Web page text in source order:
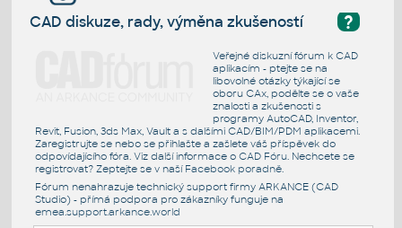
?
CAD diskuze, rady, výměna zkušeností
Veřejné diskuzní fórum k CAD
aplikacím - ptejte se na
libovolné otázky týkající se
oboru CAx, podělte se o vaše
znalosti a zkušenosti s
programy AutoCAD, Inventor,
Revit, Fusion, 3ds Max, Vault a s dalšími CAD/BIM/PDM aplikacemi.
Zaregistrujte se nebo se přihlašte a zašlete váš příspěvek do
odpovídajícího fóra. Viz další informace o CAD Fóru. Nechcete se
registrovat? Zeptejte se v naší Facebook poradně.
Fórum nenahrazuje technický support firmy ARKANCE (CAD
Studio) - přímá podpora pro zákazníky funguje na
emea.support.arkance.world